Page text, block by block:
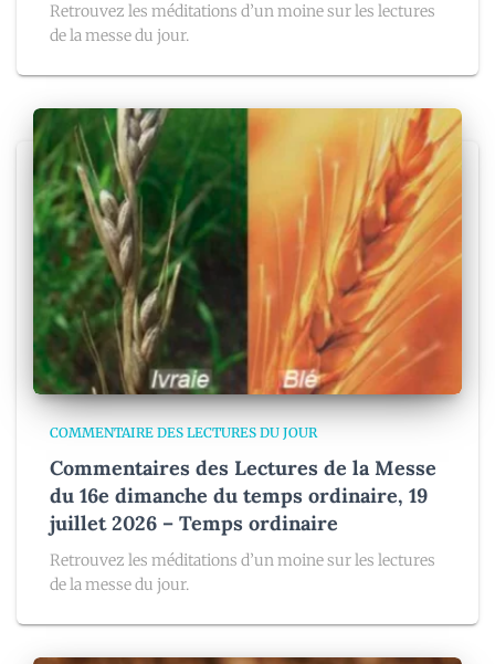
Retrouvez les méditations d’un moine sur les lectures
de la messe du jour.
COMMENTAIRE DES LECTURES DU JOUR
Commentaires des Lectures de la Messe
du 16e dimanche du temps ordinaire, 19
juillet 2026 – Temps ordinaire
Retrouvez les méditations d’un moine sur les lectures
de la messe du jour.